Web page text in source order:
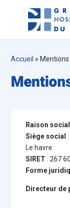
Accueil »
Raison
Siège social
Le havre
SIRET : 267
Forme
Directeur de